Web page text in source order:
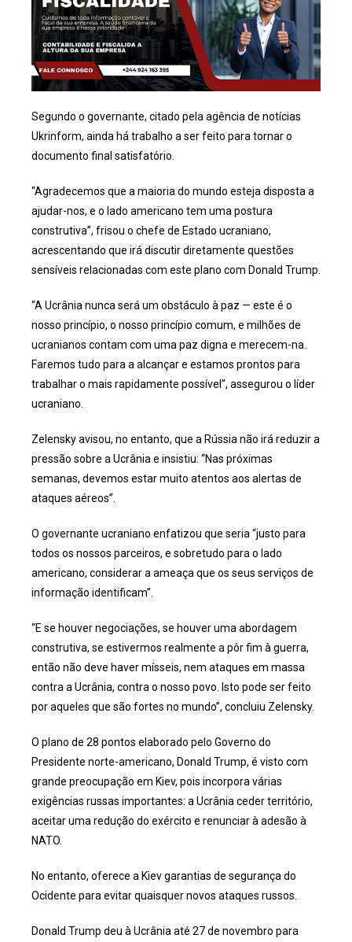
Segundo o governante, citado pela agência de notícias
Ukrinform, ainda há trabalho a ser feito para tornar o
documento final satisfatório.
“Agradecemos que a maioria do mundo esteja disposta a
ajudar-nos, e o lado americano tem uma postura
construtiva”, frisou o chefe de Estado ucraniano,
acrescentando que irá discutir diretamente questões
sensíveis relacionadas com este plano com Donald Trump.
“A Ucrânia nunca será um obstáculo à paz — este é o
nosso princípio, o nosso princípio comum, e milhões de
ucranianos contam com uma paz digna e merecem-na.
Faremos tudo para a alcançar e estamos prontos para
trabalhar o mais rapidamente possível”, assegurou o líder
ucraniano.
Zelensky avisou, no entanto, que a Rússia não irá reduzir a
pressão sobre a Ucrânia e insistiu: “Nas próximas
semanas, devemos estar muito atentos aos alertas de
ataques aéreos”.
O governante ucraniano enfatizou que seria “justo para
todos os nossos parceiros, e sobretudo para o lado
americano, considerar a ameaça que os seus serviços de
informação identificam”.
“E se houver negociações, se houver uma abordagem
construtiva, se estivermos realmente a pôr fim à guerra,
então não deve haver mísseis, nem ataques em massa
contra a Ucrânia, contra o nosso povo. Isto pode ser feito
por aqueles que são fortes no mundo”, concluiu Zelensky.
O plano de 28 pontos elaborado pelo Governo do
Presidente norte-americano, Donald Trump, é visto com
grande preocupação em Kiev, pois incorpora várias
exigências russas importantes: a Ucrânia ceder território,
aceitar uma redução do exército e renunciar à adesão à
NATO.
No entanto, oferece a Kiev garantias de segurança do
Ocidente para evitar quaisquer novos ataques russos.
Donald Trump deu à Ucrânia até 27 de novembro para